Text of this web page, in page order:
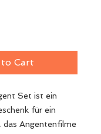
Cart
Set ist ein
für ein
das Angentenfilme